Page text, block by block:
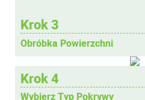
Krok 3
Obróbka Powierzchni
Krok 4
Wybierz Typ Pokrywy